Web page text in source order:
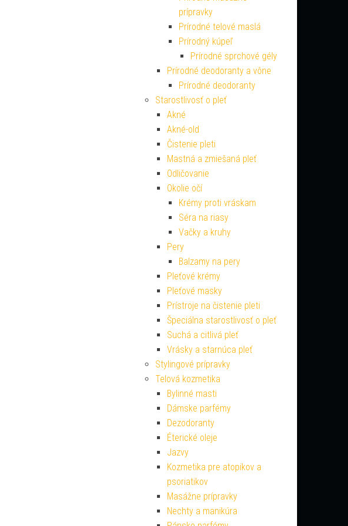
prípravky
Prírodné telové maslá
Prírodný kúpeľ
Prírodné sprchové gély
Prírodné deodoranty a vône
Prírodné deodoranty
Starostlivosť o pleť
Akné
Akné-old
Čistenie pleti
Mastná a zmiešaná pleť
Odličovanie
Okolie očí
Krémy proti vráskam
Séra na riasy
Vačky a kruhy
Pery
Balzamy na pery
Pleťové krémy
Pleťové masky
Prístroje na čistenie pleti
Špeciálna starostlivosť o pleť
Suchá a citlivá pleť
Vrásky a starnúca pleť
Stylingové prípravky
Telová kozmetika
Bylinné masti
Dámske parfémy
Dezodoranty
Éterické oleje
Jazvy
Kozmetika pre atopikov a
psoriatikov
Masážne prípravky
Nechty a manikúra